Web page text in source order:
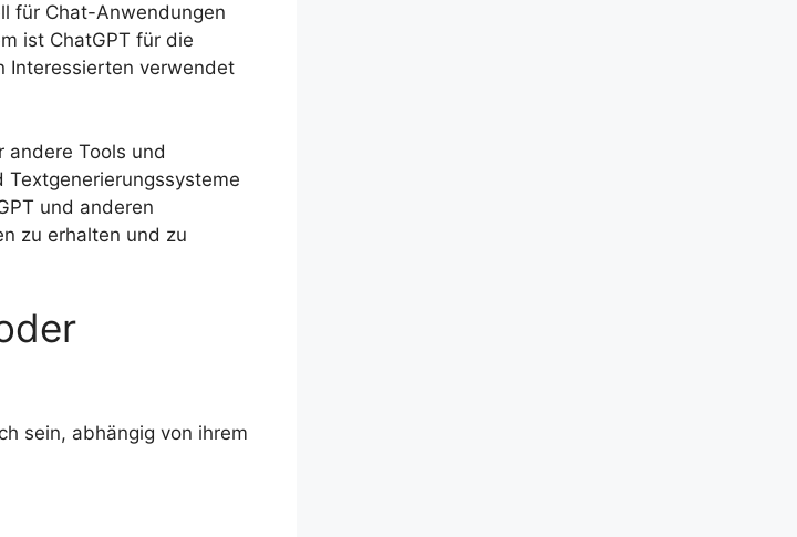
für Chat-Anwendungen
ist ChatGPT für die
Interessierten verwendet
andere Tools und
und anderen
zu erhalten und zu
sein, abhängig von ihrem